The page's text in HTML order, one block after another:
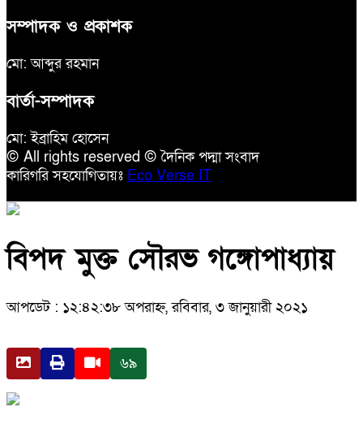
সম্পাদক ও প্রকাশক
মো: আব্দুর রহমান
বার্তা-সম্পাদক
মো: ইব্রাহিম হোসেন
© All rights reserved © দৈনিক পদ্মা সংবাদ
কারিগরি সহযোগিতায়ঃ Eco Verse IT
বিপদ মুক্ত সৌরভ গঙ্গোপাধ্যায়
আপডেট : ১২:৪২:৩৮ অপরাহ্ন, রবিবার, ৩ জানুয়ারী ২০২১
৬৯